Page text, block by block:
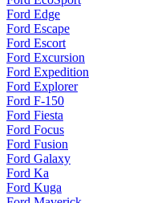
Ford Edge
Ford Escape
Ford Escort
Ford Excursion
Ford Expedition
Ford Explorer
Ford F-150
Ford Fiesta
Ford Focus
Ford Fusion
Ford Galaxy
Ford Ka
Ford Kuga